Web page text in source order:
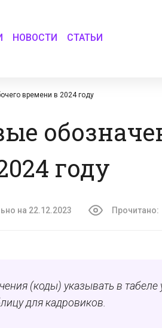
НОВОСТИ СТАТЬИ
времени в 2024 году
году
на 22.12.2023 Прочитано:
(коды) указывать в табеле
для кадровиков.